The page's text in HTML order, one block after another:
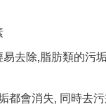
去除,脂肪類的污
都會消失, 同時去